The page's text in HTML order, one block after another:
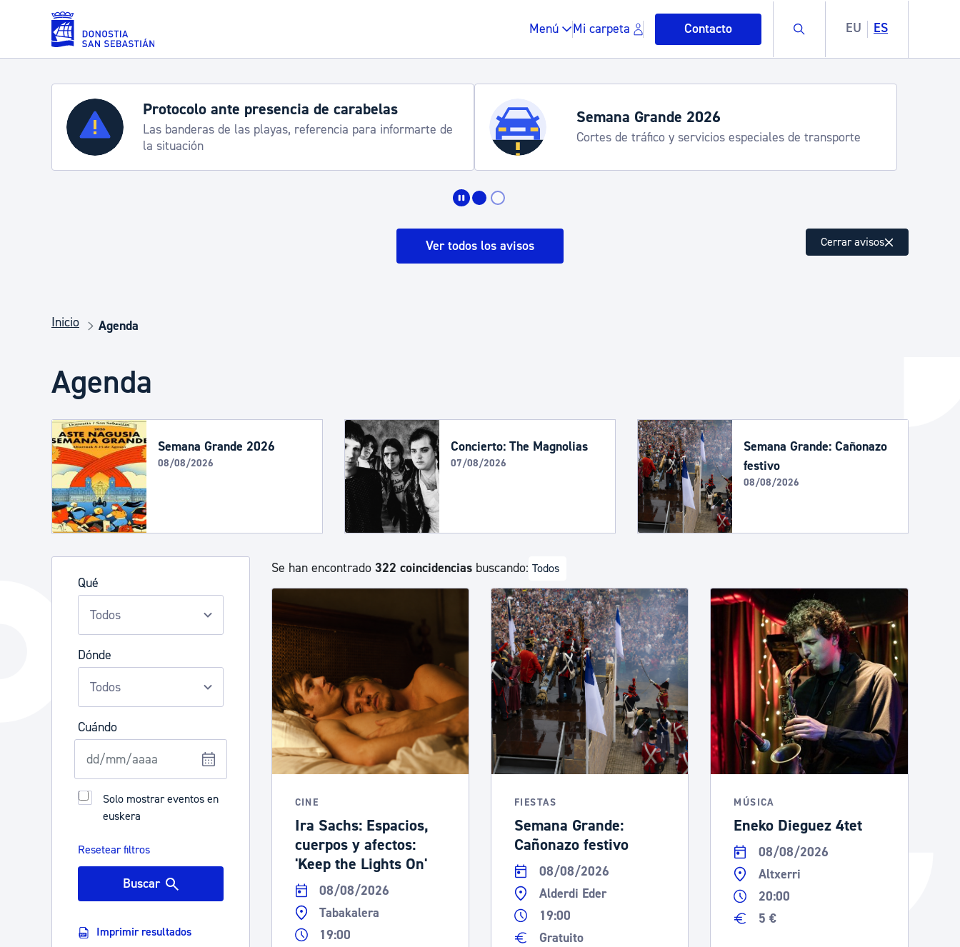
Saltar al contenido principal
Menú Mi carpeta Contacto Buscar EU ES
Servicios
Padrón y asuntos personales
Espacio público, residuos y medioambiente
Seguridad ciudadana y emergencias
Salud Pública, animales y consumo
Infancia y juventud Igualdad, Derechos Humanos y convivencia
Participación ciudadana y asociacionismo
La ciudad
La ciudad ahora
Descubre la ciudad
La ciudad futura
Actualidad
Noticias
Avisos
Agenda cultural
Administración municipal
Tablón de anuncios oficiales
Calendario fiscal
Portal de transparencia
Catálogo de trámites
Ayuda a la tramitación
Semana Grande 2026: programa
8-15 agosto
Horarios y servicios de verano
Udalinfo, Donostia Kirola, Donostia Kultura, San Telmo,
Urgull, Hondalea, Turismo
Ver todos los avisos Cerrar avisos
Inicio Agenda
Agenda
Semana Grande 2026
08/08/2026
Concierto: The Magnolias
07/08/2026
Semana Grande: Cañonazo
festivo
08/08/2026
Qué
Dónde
Cuándo
Solo mostrar eventos en
euskera
Resetear filtros
Buscar
Imprimir resultados
Se han encontrado 322 coincidenciasbuscando: Todos
CINE
Ira Sachs: Espacios,
cuerpos y afectos:
'Keep the Lights On'
08/08/2026
Tabakalera
19:00
FIESTAS
Semana Grande:
Cañonazo festivo
08/08/2026
Alderdi Eder
19:00
Gratuito
MÚSICA
Eneko Dieguez 4tet
08/08/2026
Altxerri
20:00
5 €